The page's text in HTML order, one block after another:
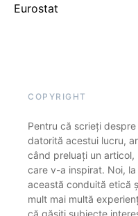
Eurostat
COPYRIGHT
Pentru că scrieți
datorită acestui lucru,
când preluați un
care v-a inspirat. Noi,
această conduită etică
mult mai multă
că găsiți subiecte